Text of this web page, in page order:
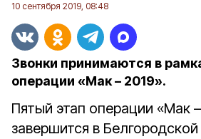
10 сентября 2019, 08:48
Звонки принимаются в
операции «Мак – 2019».
Пятый этап операции «Мак
завершится в Белгородской